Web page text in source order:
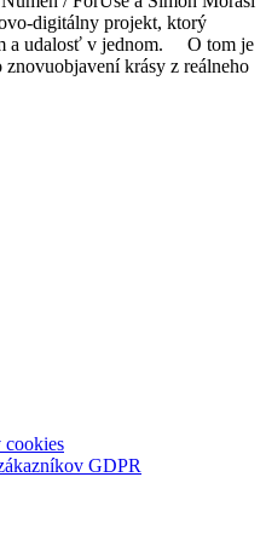
digitálny projekt, ktorý
a udalosť v jednom. O tom je
krásy z reálneho
cookies
GDPR